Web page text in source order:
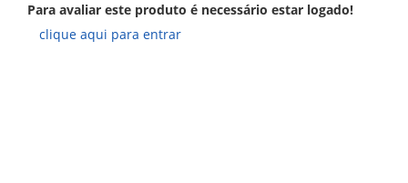
Para avaliar este produto é necessário estar logado!
clique aqui para entrar